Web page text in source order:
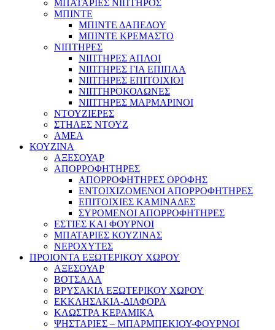
ΜΠΑΤΑΡΙΕΣ ΝΙΠΤΗΡΟΣ
ΜΠΙΝΤΕ
ΜΠΙΝΤΕ ΔΑΠΕΔΟΥ
ΜΠΙΝΤΕ ΚΡΕΜΑΣΤΟ
ΝΙΠΤΗΡΕΣ
ΝΙΠΤΗΡΕΣ ΑΠΛΟΙ
ΝΙΠΤΗΡΕΣ ΓΙΑ ΕΠΙΠΛΑ
ΝΙΠΤΗΡΕΣ ΕΠΙΤΟΙΧΙΟΙ
ΝΙΠΤΗΡΟΚΟΛΩΝΕΣ
ΝΙΠΤΗΡΕΣ ΜΑΡΜΑΡΙΝΟΙ
ΝΤΟΥΖΙΕΡΕΣ
ΣΤΗΛΕΣ ΝΤΟΥΖ
ΑΜΕΑ
ΚΟΥΖΙΝΑ
ΑΞΕΣΟΥΑΡ
ΑΠΟΡΡΟΦΗΤΗΡΕΣ
ΑΠΟΡΡΟΦΗΤΗΡΕΣ ΟΡΟΦΗΣ
ΕΝΤΟΙΧΙΖΟΜΕΝΟΙ ΑΠΟΡΡΟΦΗΤΗΡΕΣ
ΕΠΙΤΟΙΧΙΕΣ ΚΑΜΙΝΑΔΕΣ
ΣΥΡΟΜΕΝΟΙ ΑΠΟΡΡΟΦΗΤΗΡΕΣ
ΕΣΤΙΕΣ ΚΑΙ ΦΟΥΡΝΟΙ
ΜΠΑΤΑΡΙΕΣ ΚΟΥΖΙΝΑΣ
ΝΕΡΟΧΥΤΕΣ
ΠΡΟΙΟΝΤΑ ΕΞΩΤΕΡΙΚΟΥ ΧΩΡΟΥ
ΑΞΕΣΟΥΑΡ
ΒΟΤΣΑΛΑ
ΒΡΥΣΑΚΙΑ ΕΞΩΤΕΡΙΚΟΥ ΧΩΡΟΥ
ΕΚΚΛΗΣΑΚΙΑ-ΔΙΑΦΟΡΑ
ΚΛΩΣΤΡΑ ΚΕΡΑΜΙΚΑ
ΨΗΣΤΑΡΙΕΣ – ΜΠΑΡΜΠΕΚΙΟΥ-ΦΟΥΡΝΟΙ